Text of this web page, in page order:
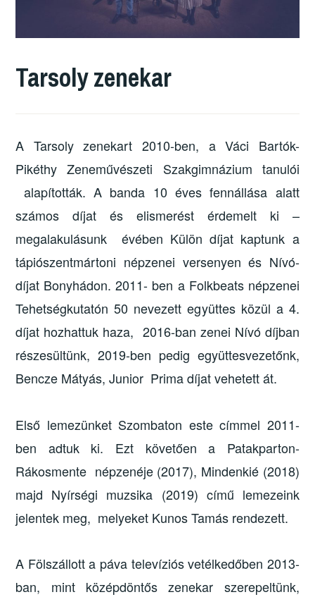
Tarsoly zenekar
A Tarsoly zenekart 2010-ben, a Váci Bartók-
Pikéthy Zeneművészeti Szakgimnázium tanulói
alapították. A banda 10 éves fennállása alatt
számos díjat és elismerést érdemelt ki –
megalakulásunk évében Külön díjat kaptunk a
tápiószentmártoni népzenei versenyen és Nívó-
díjat Bonyhádon. 2011- ben a Folkbeats népzenei
Tehetségkutatón 50 nevezett együttes közül a 4.
díjat hozhattuk haza, 2016-ban zenei Nívó díjban
részesültünk, 2019-ben pedig együttesvezetőnk,
Bencze Mátyás, Junior Prima díjat vehetett át.
Első lemezünket Szombaton este címmel 2011-
ben adtuk ki. Ezt követően a Patakparton-
Rákosmente népzenéje (2017), Mindenkié (2018)
majd Nyírségi muzsika (2019) című lemezeink
jelentek meg, melyeket Kunos Tamás rendezett.
A Fölszállott a páva televíziós vetélkedőben 2013-
ban, mint középdöntős zenekar szerepeltünk,